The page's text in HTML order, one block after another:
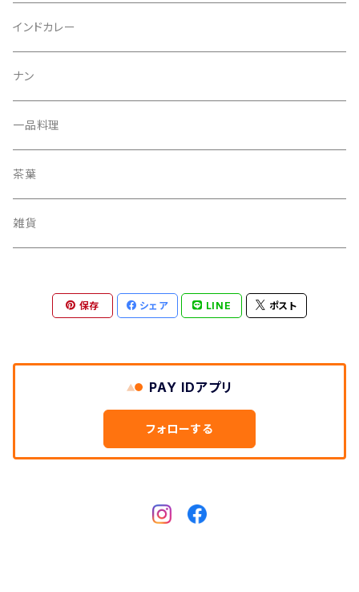
インドカレー
ナン
一品料理
茶葉
雑貨
保存 シェア LINE ポスト
PAY IDアプリ
フォローする